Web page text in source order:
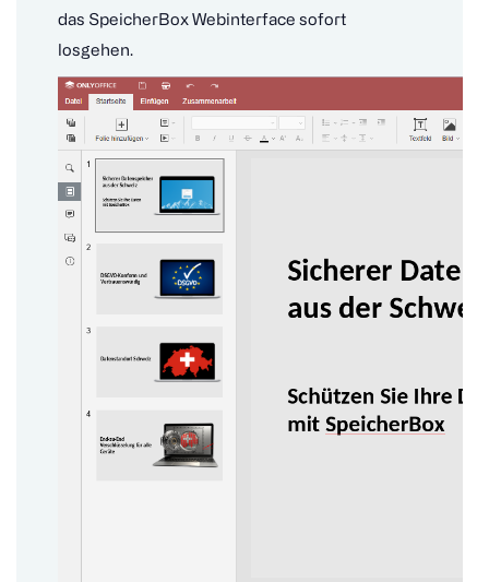
das SpeicherBox Webinterface sofort
losgehen.